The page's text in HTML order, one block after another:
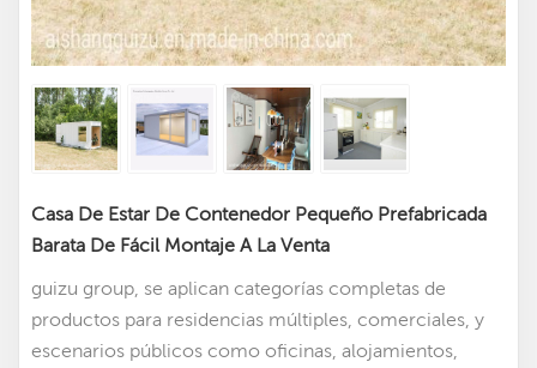
Casa De Estar De Contenedor Pequeño Prefabricada
Barata De Fácil Montaje A La Venta
guizu group, se aplican categorías completas de
productos para residencias múltiples, comerciales, y
escenarios públicos como oficinas, alojamientos,